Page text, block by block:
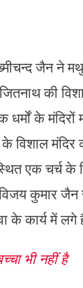
जैन ने
की
के मंदिरों
मंदिर
एक चर्च
जैन
के कार्य में लगे
भी नहीं है